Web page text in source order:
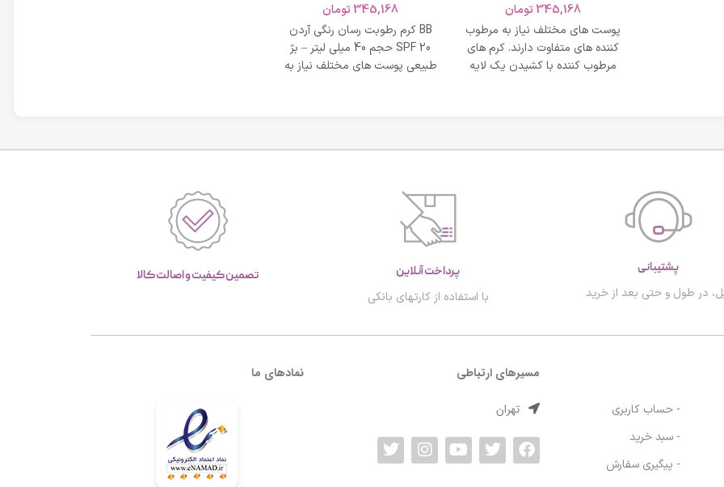
روشن
345,168تومان
پوست های مختلف نیاز به مرطوب
کننده های متفاوت دارند. کرم های
مرطوب کننده با کشیدن یک لایه
طبیعی
345,168تومان
BB کرم رطوبت رسان رنگی آردن
SPF 20 حجم 40 میلی لیتر – بژ
طبیعی پوست های مختلف نیاز به
پشتیبانی
در طول و حتی بعد از خرید
پرداخت آنلاین
با استفاده از کارتهای بانکی
تصمین کیفیت و اصالت کالا
- حساب کاربری
- سبد خرید
- پیگیری سفارش
مسیرهای ارتباطی
تهران
نمادهای ما